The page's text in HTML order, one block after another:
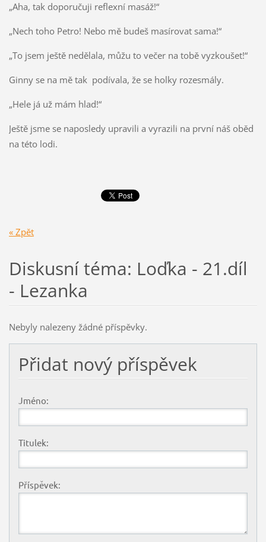
„Aha, tak doporučuji reflexní masáž!“
„Nech toho Petro! Nebo mě budeš masírovat sama!“
„To jsem ještě nedělala, můžu to večer na tobě vyzkoušet!“
Ginny se na mě tak podívala, že se holky rozesmály.
„Hele já už mám hlad!“
Ještě jsme se naposledy upravili a vyrazili na první náš oběd
na této lodi.
« Zpět
Diskusní téma: Loďka - 21.díl
- Lezanka
Nebyly nalezeny žádné příspěvky.
Přidat nový příspěvek
Jméno:
Titulek:
Příspěvek: